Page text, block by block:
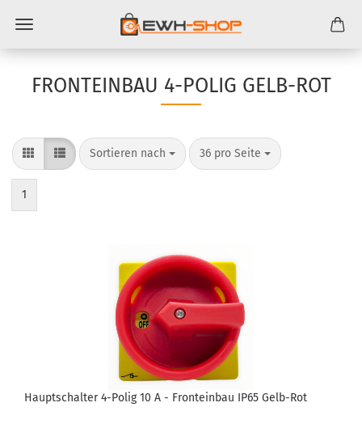
FRONTEINBAU 4-​POLIG GELB-ROT
Sortieren nach
Sortieren nach 36 pro Seite
pro Seite
1
Haupt­schal­ter 4-​Polig 10 A - Front­ein­bau IP65 Gelb-​Rot